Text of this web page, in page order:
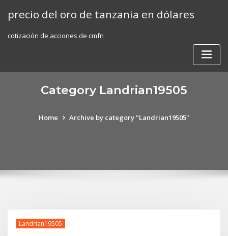
precio del oro de tanzania en dólares
cotización de acciones de cmfn
Category Landrian19505
Home Archive by category "Landrian19505"
Landrian19505